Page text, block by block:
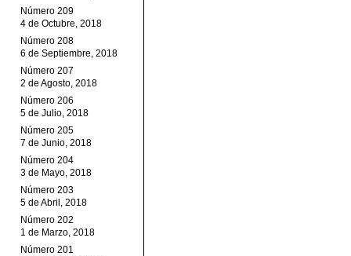
Número 209
4 de Octubre, 2018
Número 208
6 de Septiembre, 2018
Número 207
2 de Agosto, 2018
Número 206
5 de Julio, 2018
Número 205
7 de Junio, 2018
Número 204
3 de Mayo, 2018
Número 203
5 de Abril, 2018
Número 202
1 de Marzo, 2018
Número 201